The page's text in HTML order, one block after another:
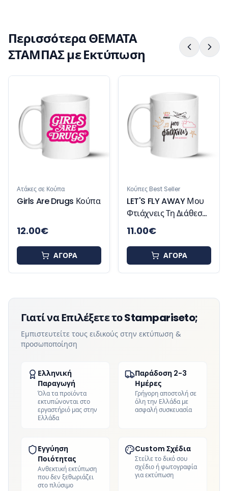
Περισσότερα ΘΕΜΑΤΑ
ΣΤΑΜΠΑΣ με Εκτύπωση
Ατάκες σε Κούπα
Girls Are Drugs Κούπα
12.00€
ΑΓΟΡΑ
Κούπες Best Seller
LET'S FLY AWAY Μου
Φτιάχνεις Τη Διάθεση
Κούπα
11.00€
ΑΓΟΡΑ
Γιατί να Επιλέξετε το Stampariseto;
Εμπιστευτείτε τους ειδικούς στην εκτύπωση &
προσωποποίηση
Ελληνική
Παραγωγή
Όλα τα προϊόντα
εκτυπώνονται στο
εργαστήριό μας στην
Ελλάδα
Παράδοση 2-3
Ημέρες
Γρήγορη αποστολή σε
όλη την Ελλάδα με
ασφαλή συσκευασία
Εγγύηση
Ποιότητας
Ανθεκτική εκτύπωση
που δεν ξεθωριάζει
στο πλύσιμο
Custom Σχέδια
Στείλε το δικό σου
σχέδιο ή φωτογραφία
για εκτύπωση